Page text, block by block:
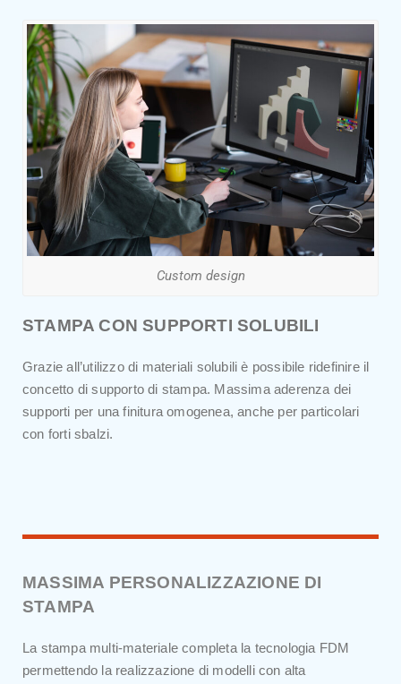
Custom design
STAMPA CON SUPPORTI SOLUBILI
Grazie all’utilizzo di materiali solubili è possibile ridefinire il
concetto di supporto di stampa. Massima aderenza dei
supporti per una finitura omogenea, anche per particolari
con forti sbalzi.
MASSIMA PERSONALIZZAZIONE DI
STAMPA
La stampa multi-materiale completa la tecnologia FDM
permettendo la realizzazione di modelli con alta